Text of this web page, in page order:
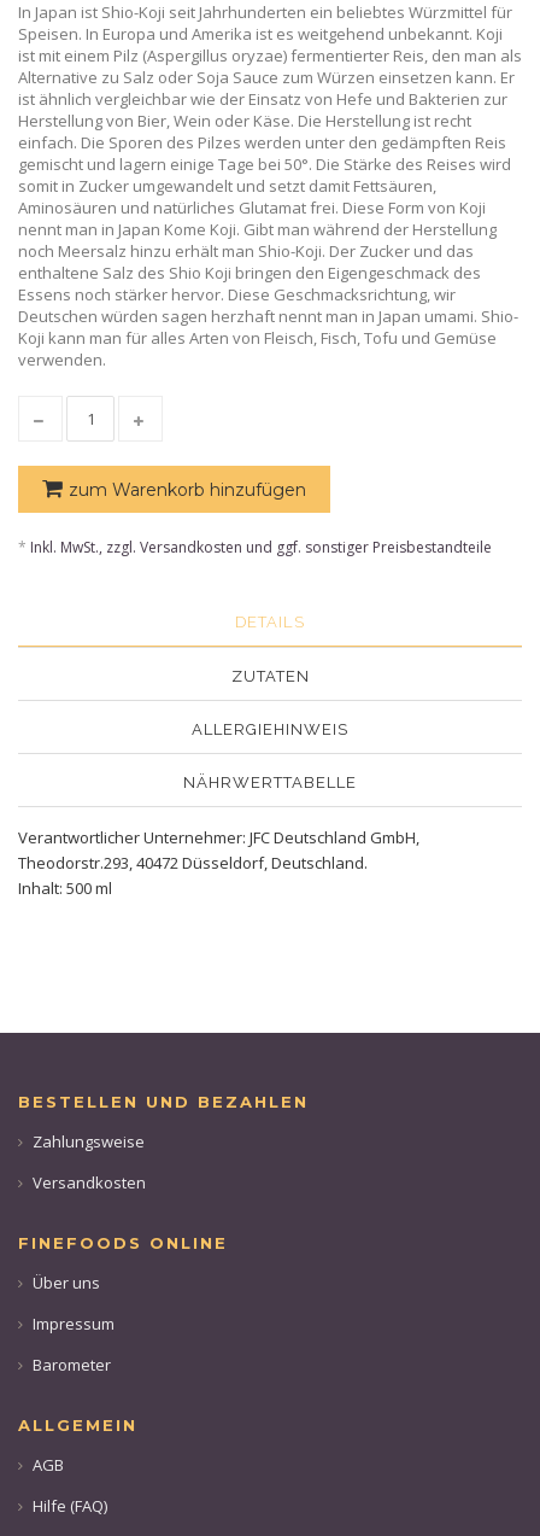
In Japan ist Shio-Koji seit Jahrhunderten ein beliebtes Würzmittel für
Speisen. In Europa und Amerika ist es weitgehend unbekannt. Koji
ist mit einem Pilz (Aspergillus oryzae) fermentierter Reis, den man als
Alternative zu Salz oder Soja Sauce zum Würzen einsetzen kann. Er
ist ähnlich vergleichbar wie der Einsatz von Hefe und Bakterien zur
Herstellung von Bier, Wein oder Käse. Die Herstellung ist recht
einfach. Die Sporen des Pilzes werden unter den gedämpften Reis
gemischt und lagern einige Tage bei 50°. Die Stärke des Reises wird
somit in Zucker umgewandelt und setzt damit Fettsäuren,
Aminosäuren und natürliches Glutamat frei. Diese Form von Koji
nennt man in Japan Kome Koji. Gibt man während der Herstellung
noch Meersalz hinzu erhält man Shio-Koji. Der Zucker und das
enthaltene Salz des Shio Koji bringen den Eigengeschmack des
Essens noch stärker hervor. Diese Geschmacksrichtung, wir
Deutschen würden sagen herzhaft nennt man in Japan umami. Shio-
Koji kann man für alles Arten von Fleisch, Fisch, Tofu und Gemüse
verwenden.
zum Warenkorb hinzufügen
* Inkl. MwSt., zzgl. Versandkosten und ggf. sonstiger Preisbestandteile
DETAILS
ZUTATEN
ALLERGIEHINWEIS
NÄHRWERTTABELLE
Verantwortlicher Unternehmer: JFC Deutschland GmbH,
Theodorstr.293, 40472 Düsseldorf, Deutschland.
Inhalt: 500 ml
BESTELLEN UND BEZAHLEN
Zahlungsweise
Versandkosten
FINEFOODS ONLINE
Über uns
Impressum
Barometer
ALLGEMEIN
AGB
Hilfe (FAQ)